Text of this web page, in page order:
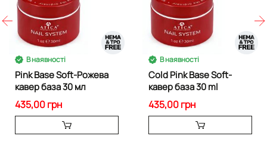
В наявності
Pink Base Soft-Рожева
кавер база 30 мл
435,00 грн
В наявності
Cold Pink Base Soft-
кавер база 30 ml
435,00 грн